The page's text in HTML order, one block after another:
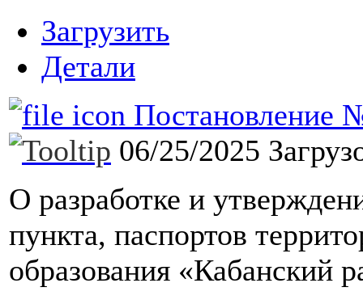
Загрузить
Детали
Постановление
06/25/2025
О разработке и
пункта, паспортов
образования «Кабанский